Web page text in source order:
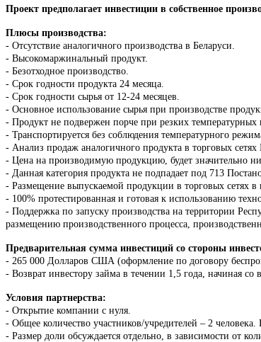
Проект предполагает инвестиции в собственное
Плюсы производства:
- Отсутствие аналогичного производства в Беларуси.
- Высокомаржинальный продукт.
- Безотходное производство.
- Срок годности продукта 24 месяца.
- Срок годности сырья от 12-24 месяцев.
- Основное использование сырья при производстве
- Продукт не подвержен порче при резких температурных
- Транспортируется без соблюдения температурного
- Анализ продаж аналогичного продукта в торговых сетях
- Цена на производимую продукцию, будет значительно
- Данная категория продукта не подпадает под 713
- Размещение выпускаемой продукции в торговых сетях
- 100% протестированная и готовая к использованию
- Поддержка по запуску производства на территории
размещению производственного процесса,
Предварительная сумма инвестиций со стороны
- 265 000 Долларов США (оформление по договору
- Возврат инвестору займа в течении 1,5 года, начиная
Условия партнерства:
- Открытие компании с нуля.
- Общее количество участников/учредителей – 2 человека.
- Размер доли обсуждается отдельно, в зависимости от